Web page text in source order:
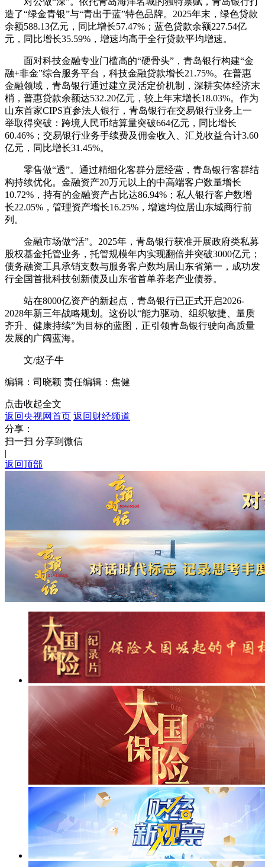
造了“绿金青银”与“青出于蓝”特色品牌。2025年末，绿色贷款
余额588.13亿元，同比增长57.47%；蓝色贷款余额227.54亿
元，同比增长35.59%，增速均高于全行贷款平均增速。
面对科技金融专业门槛高的“硬骨头”，青岛银行构建“金
融+非金”综合服务平台，科技金融贷款增长21.75%。在普惠
金融领域，青岛银行通过建立灵活定价机制，深耕实体经济末
梢，普惠贷款余额达532.20亿元，较上年末增长18.03%。作为
山东首家CIPS直参法人银行，青岛银行在交易银行业务上一
举取得突破：跨境人民币结算量突破664亿元，同比增长
60.46%；交易银行业务手续费及佣金收入、汇兑收益合计3.60
亿元，同比增长31.45%。
零售做“透”。通过精细化客群分层经营，青岛银行客群结
构持续优化。金融资产20万元以上的中高端客户数量增长
10.72%，持有的金融资产占比达86.94%；私人银行客户数增
长22.05%，管理资产增长16.25%，增速均位居山东城商行前
列。
金融市场做“活”。2025年，青岛银行获准开展政府类私募
股权基金托管业务，托管规模年内实现翻倍并突破3000亿元；
债务融资工具承销支数与服务客户数均居山东省第一，成功发
行全国首批科技创新债及山东省首单养老产业债券。
站在8000亿资产的新起点，青岛银行已正式开启2026-
2028年新三年战略规划。这份以“能力驱动、组织敏捷、量质
齐升、健康持续”为目标的蓝图，正引领青岛银行驶向高质量
发展的广阔蓝海。
文/赵子牛
编辑：司晓颖 责任编辑：焦健
点击收起全文
返回央视网首页 返回财经频道
分享：
扫一扫 分享到微信
|
返回顶部